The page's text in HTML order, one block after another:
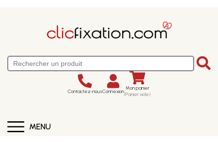
Contactez-nousConnexion Mon panier
(Panier vide)
MENU